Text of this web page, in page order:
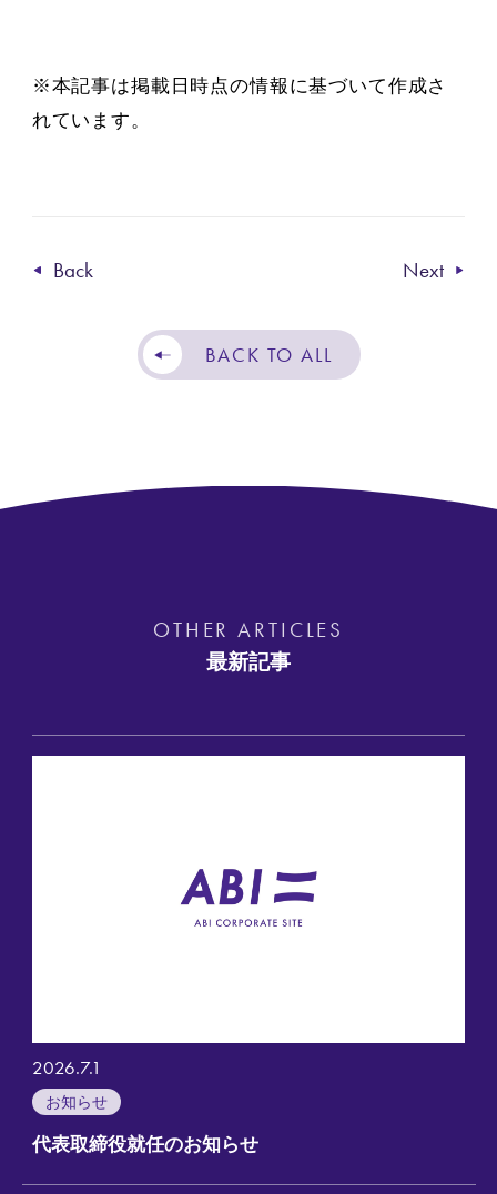
※本記事は掲載日時点の情報に基づいて作成さ
れています。
Back Next
BACK TO ALL
OTH ER ARTI CLES
最新記事
2026.7.1
お知らせ
代表取締役就任のお知らせ